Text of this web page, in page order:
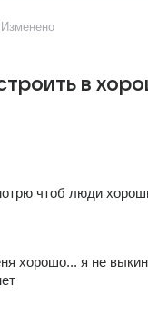
Изменено
в
чтоб люди
хорошо... я не